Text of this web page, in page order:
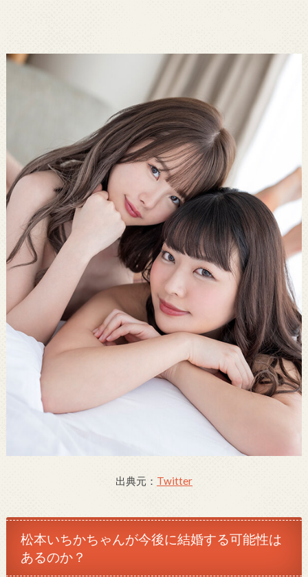
出典元： Twitter
松本いちかちゃんが今後に結婚する可能性は
あるのか？